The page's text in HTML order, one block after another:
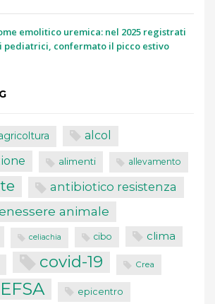
emolitico uremica: nel 2025 registrati
pediatrici, confermato il picco estivo
alcol
alimenti allevamento
antibiotico resistenza
animale
celiachia cibo clima
covid-19 Crea
EFSA epicentro